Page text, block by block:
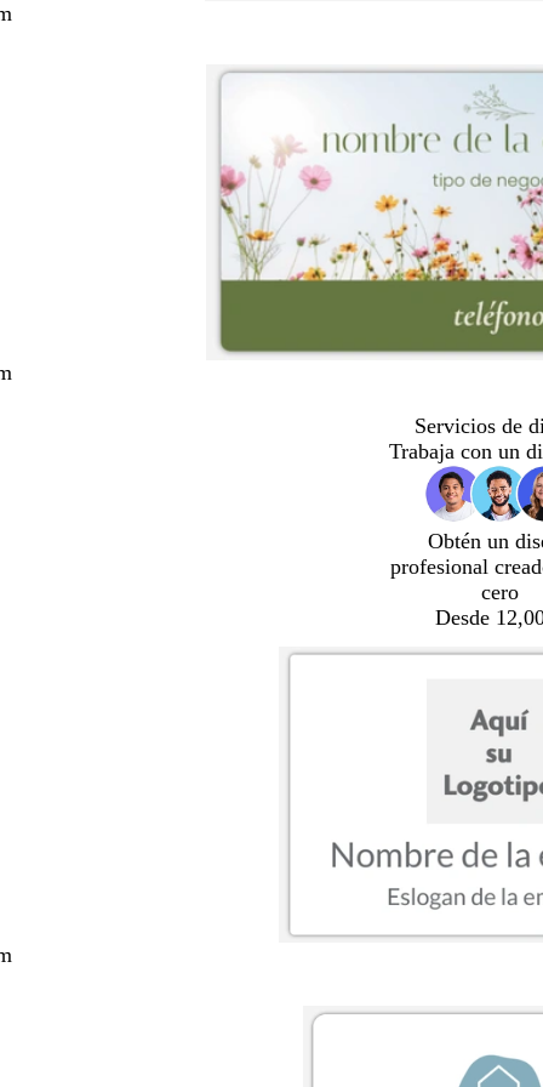
Servicios de
Trabaja con un
Obtén un
profesional
cero
Desde